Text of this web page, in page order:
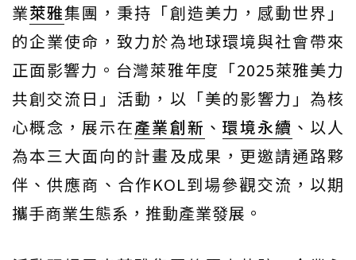
業萊雅集團，秉持「創造美力，感動世界」
的企業使命，致力於為地球環境與社會帶來
正面影響力。台灣萊雅年度「2025萊雅美力
共創交流日」活動，以「美的影響力」為核
心概念，展示在產業創新 、 環境永續 、以人
為本三大面向的計畫及成果，更邀請通路夥
伴、供應商、合作KOL到場參觀交流，以期
攜手商業生態系，推動產業發展。